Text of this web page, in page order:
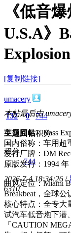
《低音
U.S.A》
[复制链接]
umacery
132
主题
0
回帖
744
积分
积分
744
2026-7-4 18:34:26 /
6310
本帖最后由
英文原名：Bass
国内俗称：车用超
发行厂牌：DM
原版发行：1994 年
曲风定位：Miami
Breakbeat，全球
核心特点：全专大
试汽车低音炮下潜
「CAUTION